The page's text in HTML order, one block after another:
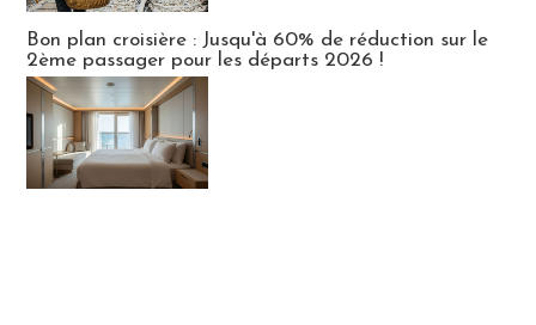
Bon plan croisière : Jusqu'à 60% de réduction sur le
2ème passager pour les départs 2026 !